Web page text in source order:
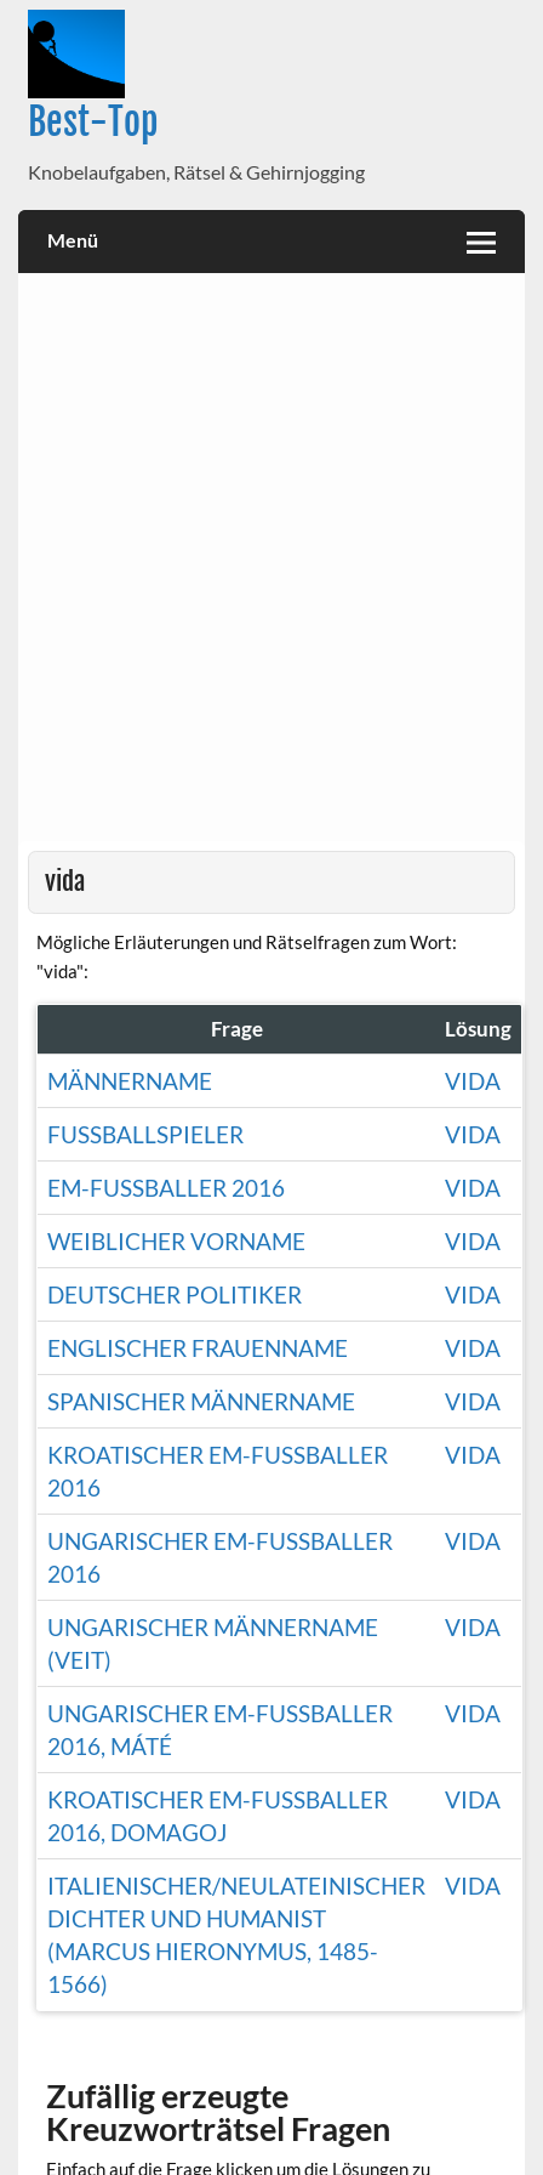
Best-Top
Knobelaufgaben, Rätsel & Gehirnjogging
Menü
vida
Mögliche Erläuterungen und Rätselfragen zum Wort:
"vida":
Frage Lösung
MÄNNERNAME
VIDA
FUSSBALLSPIELER
VIDA
EM-FUSSBALLER 2016
VIDA
WEIBLICHER VORNAME
VIDA
DEUTSCHER POLITIKER
VIDA
ENGLISCHER FRAUENNAME
VIDA
SPANISCHER MÄNNERNAME
VIDA
KROATISCHER EM-FUSSBALLER 2
016
VIDA
UNGARISCHER EM-FUSSBALLER 2
016
VIDA
UNGARISCHER MÄNNERNAME
(VEIT)
VIDA
UNGARISCHER EM-FUSSBALLER 2
016, MÁTÉ
VIDA
KROATISCHER EM-FUSSBALLER 2
016, DOMAGOJ
VIDA
ITALIENISCHER/NEULATEINISCHER
DICHTER UND HUMANIST
(MARCUS HIERONYMUS, 1485-
1566)
VIDA
Zufällig erzeugte
Kreuzworträtsel Fragen
Einfach auf die Frage klicken um die Lösungen zu